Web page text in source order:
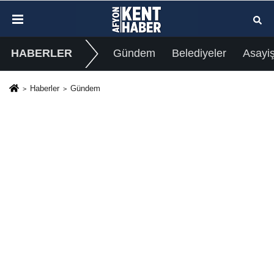
HABERLER Gündem Belediyeler
Haberler Gündem